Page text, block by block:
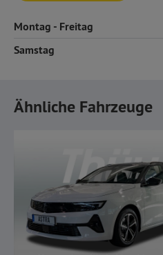
Montag - Freitag
Samstag
Ähnliche Fahrzeuge